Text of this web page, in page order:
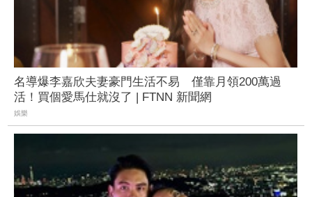
名導爆李嘉欣夫妻豪門生活不易 僅靠月領200萬過
活！買個愛馬仕就沒了 | FTNN 新聞網
娛樂